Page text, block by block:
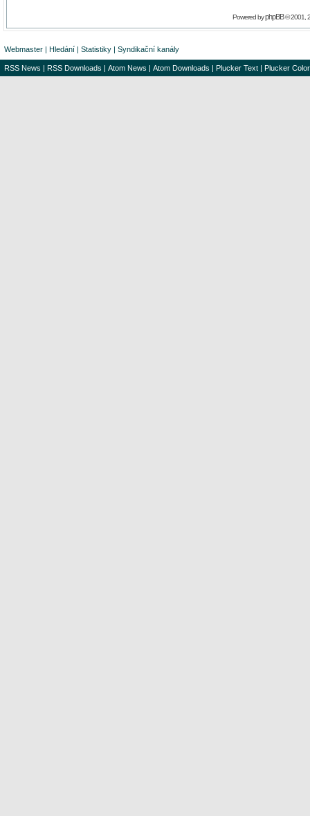
Powered byphpBB© 2001,
Webmaster | Hledání | Statistiky | Syndikační kanály
RSS News | RSS Downloads | Atom News | Atom Downloads | Plucker Text | Plucker Color